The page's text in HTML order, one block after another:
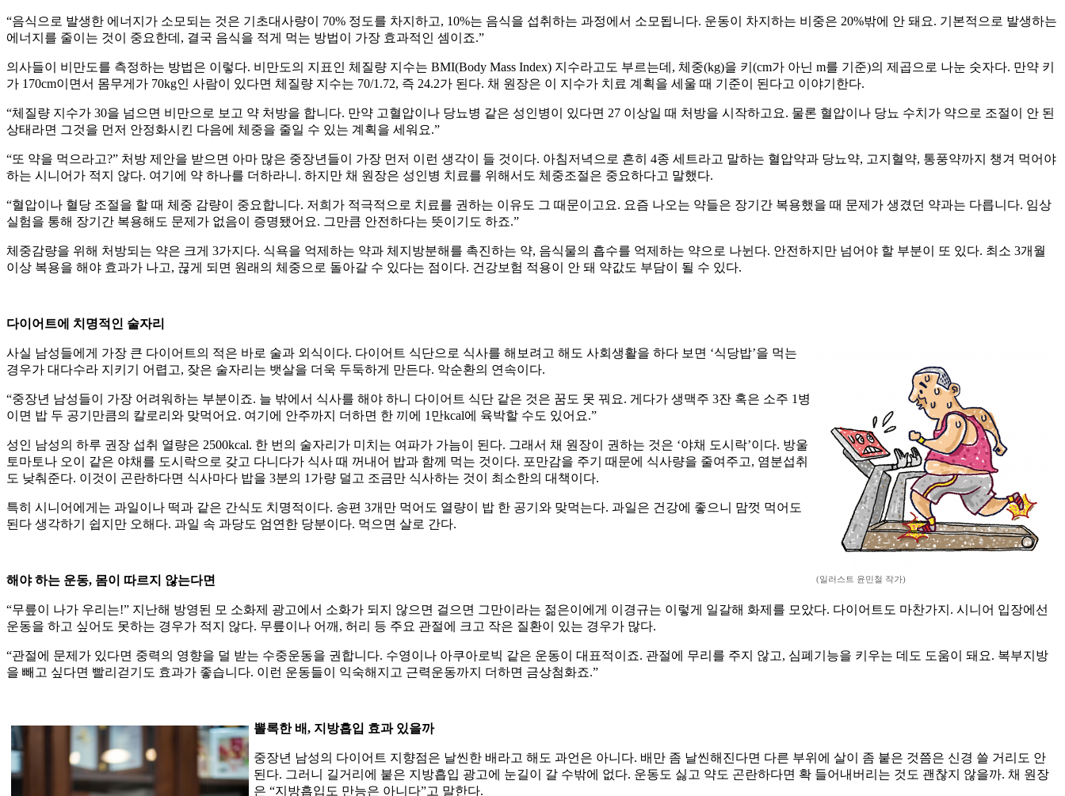
“음식으로 발생한 에너지가 소모되는 것은 기초대사량이 70% 정도를 차지하고, 10%는 음식을 섭취하는 과정에서 소모됩니다. 운동이 차지하는 비중은 20%밖에 안 돼요. 기본적으로 발생하는
에너지를 줄이는 것이 중요한데, 결국 음식을 적게 먹는 방법이 가장 효과적인 셈이죠.”
의사들이 비만도를 측정하는 방법은 이렇다. 비만도의 지표인 체질량 지수는 BMI(Body Mass Index) 지수라고도 부르는데, 체중(kg)을 키(cm가 아닌 m를 기준)의 제곱으로 나눈 숫자다. 만약 키
가 170cm이면서 몸무게가 70kg인 사람이 있다면 체질량 지수는 70/1.72, 즉 24.2가 된다. 채 원장은 이 지수가 치료 계획을 세울 때 기준이 된다고 이야기한다.
“체질량 지수가 30을 넘으면 비만으로 보고 약 처방을 합니다. 만약 고혈압이나 당뇨병 같은 성인병이 있다면 27 이상일 때 처방을 시작하고요. 물론 혈압이나 당뇨 수치가 약으로 조절이 안 된
상태라면 그것을 먼저 안정화시킨 다음에 체중을 줄일 수 있는 계획을 세워요.”
“또 약을 먹으라고?” 처방 제안을 받으면 아마 많은 중장년들이 가장 먼저 이런 생각이 들 것이다. 아침저녁으로 흔히 4종 세트라고 말하는 혈압약과 당뇨약, 고지혈약, 통풍약까지 챙겨 먹어야
하는 시니어가 적지 않다. 여기에 약 하나를 더하라니. 하지만 채 원장은 성인병 치료를 위해서도 체중조절은 중요하다고 말했다.
“혈압이나 혈당 조절을 할 때 체중 감량이 중요합니다. 저희가 적극적으로 치료를 권하는 이유도 그 때문이고요. 요즘 나오는 약들은 장기간 복용했을 때 문제가 생겼던 약과는 다릅니다. 임상
실험을 통해 장기간 복용해도 문제가 없음이 증명됐어요. 그만큼 안전하다는 뜻이기도 하죠.”
체중감량을 위해 처방되는 약은 크게 3가지다. 식욕을 억제하는 약과 체지방분해를 촉진하는 약, 음식물의 흡수를 억제하는 약으로 나뉜다. 안전하지만 넘어야 할 부분이 또 있다. 최소 3개월
이상 복용을 해야 효과가 나고, 끊게 되면 원래의 체중으로 돌아갈 수 있다는 점이다. 건강보험 적용이 안 돼 약값도 부담이 될 수 있다.
다이어트에 치명적인 술자리
(일러스트 윤민철 작가)
사실 남성들에게 가장 큰 다이어트의 적은 바로 술과 외식이다. 다이어트 식단으로 식사를 해보려고 해도 사회생활을 하다 보면 ‘식당밥’을 먹는
경우가 대다수라 지키기 어렵고, 잦은 술자리는 뱃살을 더욱 두둑하게 만든다. 악순환의 연속이다.
“중장년 남성들이 가장 어려워하는 부분이죠. 늘 밖에서 식사를 해야 하니 다이어트 식단 같은 것은 꿈도 못 꿔요. 게다가 생맥주 3잔 혹은 소주 1병
이면 밥 두 공기만큼의 칼로리와 맞먹어요. 여기에 안주까지 더하면 한 끼에 1만kcal에 육박할 수도 있어요.”
성인 남성의 하루 권장 섭취 열량은 2500kcal. 한 번의 술자리가 미치는 여파가 가늠이 된다. 그래서 채 원장이 권하는 것은 ‘야채 도시락’이다. 방울
토마토나 오이 같은 야채를 도시락으로 갖고 다니다가 식사 때 꺼내어 밥과 함께 먹는 것이다. 포만감을 주기 때문에 식사량을 줄여주고, 염분섭취
도 낮춰준다. 이것이 곤란하다면 식사마다 밥을 3분의 1가량 덜고 조금만 식사하는 것이 최소한의 대책이다.
특히 시니어에게는 과일이나 떡과 같은 간식도 치명적이다. 송편 3개만 먹어도 열량이 밥 한 공기와 맞먹는다. 과일은 건강에 좋으니 맘껏 먹어도
된다 생각하기 쉽지만 오해다. 과일 속 과당도 엄연한 당분이다. 먹으면 살로 간다.
해야 하는 운동, 몸이 따르지 않는다면
“무릎이 나가 우리는!” 지난해 방영된 모 소화제 광고에서 소화가 되지 않으면 걸으면 그만이라는 젊은이에게 이경규는 이렇게 일갈해 화제를 모았다. 다이어트도 마찬가지. 시니어 입장에선
운동을 하고 싶어도 못하는 경우가 적지 않다. 무릎이나 어깨, 허리 등 주요 관절에 크고 작은 질환이 있는 경우가 많다.
“관절에 문제가 있다면 중력의 영향을 덜 받는 수중운동을 권합니다. 수영이나 아쿠아로빅 같은 운동이 대표적이죠. 관절에 무리를 주지 않고, 심폐기능을 키우는 데도 도움이 돼요. 복부지방
을 빼고 싶다면 빨리걷기도 효과가 좋습니다. 이런 운동들이 익숙해지고 근력운동까지 더하면 금상첨화죠.”
뽈록한 배, 지방흡입 효과 있을까
중장년 남성의 다이어트 지향점은 날씬한 배라고 해도 과언은 아니다. 배만 좀 날씬해진다면 다른 부위에 살이 좀 붙은 것쯤은 신경 쓸 거리도 안
된다. 그러니 길거리에 붙은 지방흡입 광고에 눈길이 갈 수밖에 없다. 운동도 싫고 약도 곤란하다면 확 들어내버리는 것도 괜찮지 않을까. 채 원장
은 “지방흡입도 만능은 아니다”고 말한다.